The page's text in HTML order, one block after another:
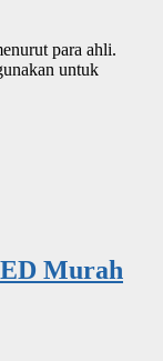
para ahli.
untuk
Murah